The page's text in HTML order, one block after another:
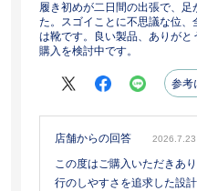
履き初めが二日間の出張で、
た。スゴイことに不思議な位、
は靴です。良い製品、ありが
購入を検討中です。
参考
店舗からの回答 2026.7.23
この度はご購入いただきあ
行のしやすさを追求した設